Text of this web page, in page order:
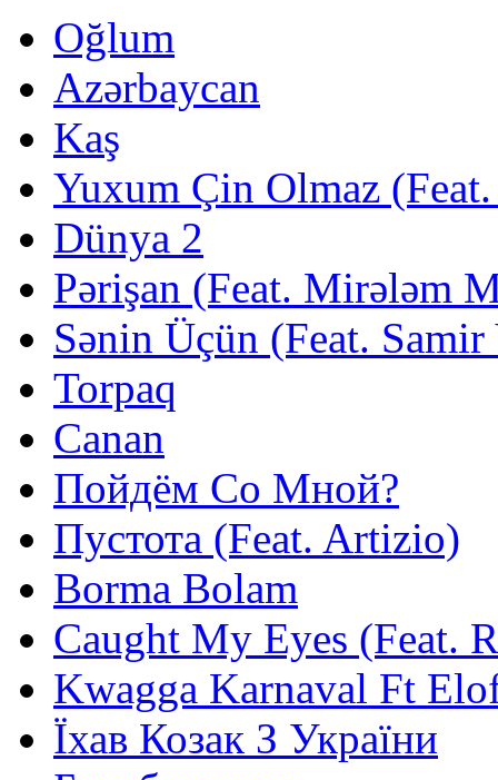
Oğlum
Azərbaycan
Kaş
Yuxum Çin Olmaz
Dünya 2
Pərişan (Feat. Mirələm
Sənin Üçün (Feat.
Torpaq
Canan
Пойдём Со Мной?
Пустота (Feat. Artizio)
Borma Bolam
Caught My Eyes (Feat.
Kwagga Karnaval Ft
Їхав Козак З України